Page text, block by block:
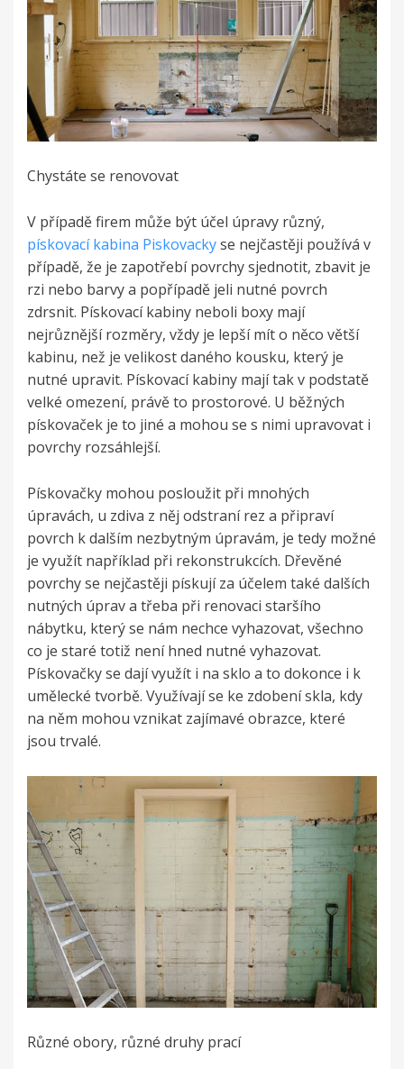
Chystáte se renovovat
V případě firem může být účel úpravy různý,
pískovací kabina Piskovackyse nejčastěji používá v
případě, že je zapotřebí povrchy sjednotit, zbavit je
rzi nebo barvy a popřípadě jeli nutné povrch
zdrsnit. Pískovací kabiny neboli boxy mají
nejrůznější rozměry, vždy je lepší mít o něco větší
kabinu, než je velikost daného kousku, který je
nutné upravit. Pískovací kabiny mají tak v podstatě
velké omezení, právě to prostorové. U běžných
pískovaček je to jiné a mohou se s nimi upravovat i
povrchy rozsáhlejší.
Pískovačky mohou posloužit při mnohých
úpravách, u zdiva z něj odstraní rez a připraví
povrch k dalším nezbytným úpravám, je tedy možné
je využít například při rekonstrukcích. Dřevěné
povrchy se nejčastěji pískují za účelem také dalších
nutných úprav a třeba při renovaci staršího
nábytku, který se nám nechce vyhazovat, všechno
co je staré totiž není hned nutné vyhazovat.
Pískovačky se dají využít i na sklo a to dokonce i k
umělecké tvorbě. Využívají se ke zdobení skla, kdy
na něm mohou vznikat zajímavé obrazce, které
jsou trvalé.
Různé obory, různé druhy prací